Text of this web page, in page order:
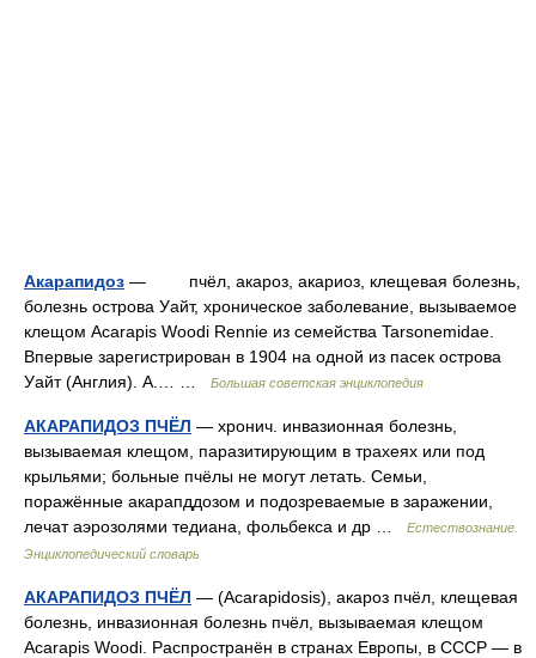
Акарапидоз — пчёл, акароз, акариоз, клещевая болезнь,
болезнь острова Уайт, хроническое заболевание, вызываемое
клещом Acarapis Woodi Rennie из семейства Tarsonemidae.
Впервые зарегистрирован в 1904 на одной из пасек острова
Уайт (Англия). А.… …
Большая советская энциклопедия
АКАРАПИДОЗ ПЧЁЛ — хронич. инвазионная болезнь,
вызываемая клещом, паразитирующим в трахеях или под
крыльями; больные пчёлы не могут летать. Семьи,
поражённые акарапддозом и подозреваемые в заражении,
лечат аэрозолями тедиана, фольбекса и др …
Естествознание.
Энциклопедический словарь
АКАРАПИДОЗ ПЧЁЛ — (Acarapidosis), акароз пчёл, клещевая
болезнь, инвазионная болезнь пчёл, вызываемая клещом
Acarapis Woodi. Распространён в странах Европы, в СССР — в